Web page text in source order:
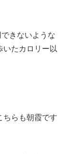
きないような
いたカロリー以
ちらも朝霞です